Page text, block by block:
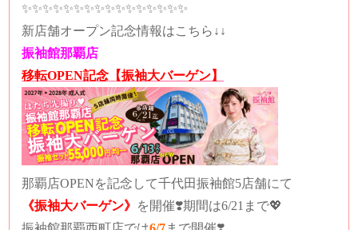
✨✨✨✨✨✨✨✨✨✨✨✨✨✨✨✨
新店舗オープン記念情報はこちら↓↓
振袖館那覇店
移転OPEN記念【振袖大バーゲン】
那覇店OPENを記念して千代田振袖館5店舗にて
《振袖大バーゲン》 を開催❣️期間は6/21まで💖